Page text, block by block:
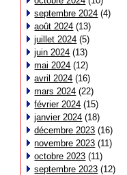
septembre 2024 (4)
août 2024 (13)
juillet 2024 (5)
juin 2024 (13)
mai 2024 (12)
avril 2024 (16)
mars 2024 (22)
février 2024 (15)
janvier 2024 (18)
décembre 2023 (16)
novembre 2023 (11)
octobre 2023 (11)
septembre 2023 (12)